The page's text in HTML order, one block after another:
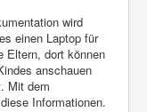
wird
einen Laptop für
Eltern, dort können
anschauen
Mit dem
Informationen.